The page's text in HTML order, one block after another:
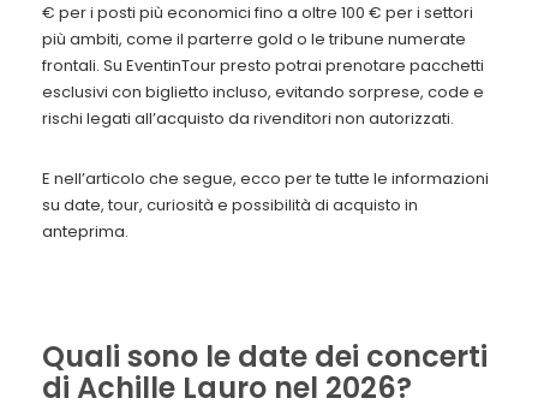
€ per i posti più economici fino a oltre 100 € per i settori
più ambiti, come il parterre gold o le tribune numerate
frontali. Su EventinTour presto potrai prenotare pacchetti
esclusivi con biglietto incluso, evitando sorprese, code e
rischi legati all’acquisto da rivenditori non autorizzati.
E nell’articolo che segue, ecco per te tutte le informazioni
su date, tour, curiosità e possibilità di acquisto in
anteprima.
Quali sono le date dei concerti
di Achille Lauro nel 2026?